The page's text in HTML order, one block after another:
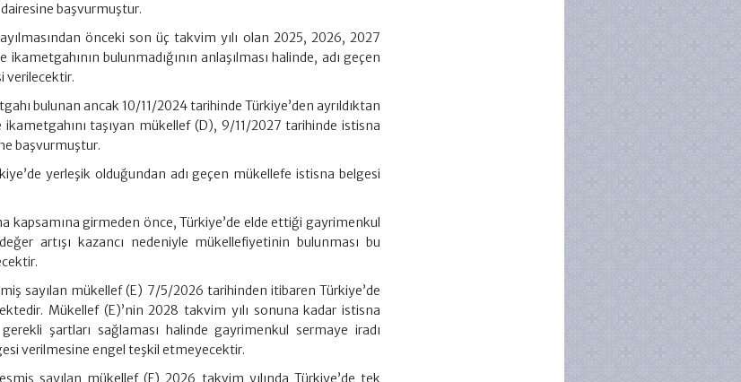
başvurmuştur.
önceki son üç takvim yılı olan 2025, 2026, 2027
bulunmadığının anlaşılması halinde, adı geçen
verilecektir.
bulunan ancak 10/11/2024 tarihinde Türkiye’den ayrıldıktan
taşıyan mükellef (D), 9/11/2027 tarihinde istisna
başvurmuştur.
yerleşik olduğundan adı geçen mükellefe istisna belgesi
kapsamına girmeden önce, Türkiye’de elde ettiği gayrimenkul
artışı kazancı nedeniyle mükellefiyetinin bulunması bu
sayılan mükellef (E) 7/5/2026 tarihinden itibaren Türkiye’de
Mükellef (E)’nin 2028 takvim yılı sonuna kadar istisna
şartları sağlaması halinde gayrimenkul sermaye iradı
verilmesine engel teşkil etmeyecektir.
sayılan mükellef (F) 2026 takvim yılında Türkiye’de tek